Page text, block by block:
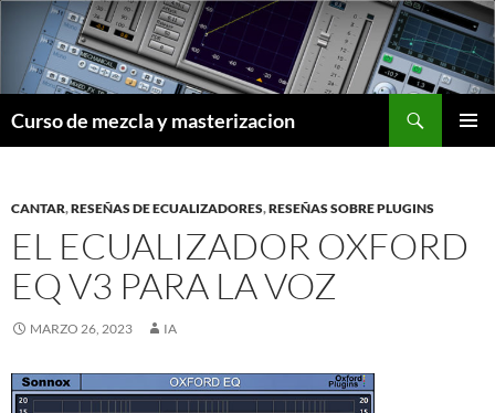
contenido
Curso de mezcla y masterizacion
CANTAR,RESEÑAS DE ECUALIZADORES,RESEÑAS SOBRE PLUGINS
EL ECUALIZADOR OXFORD
EQ V3 PARA LA VOZ
MARZO 26, 2023 IA